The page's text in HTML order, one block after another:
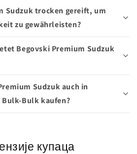
Sudzuk trocken gereift, um
zu gewährleisten?
Begovski Premium Sudzuk
Sudzuk auch in
Bulk-Bulk kaufen?
купаца